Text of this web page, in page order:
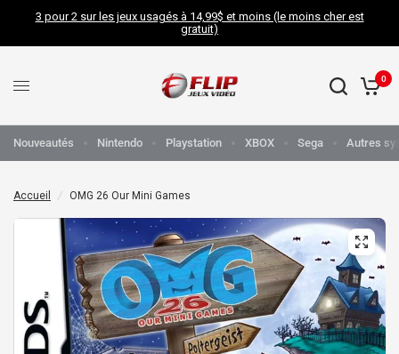
3 pour 2 sur les jeux usagés à 14,99$ et moins (le moins cher est
gratuit)
0
Nouveautés Nintendo Playstation XBOX Sega Autres
Accueil / OMG 26 Our Mini Games